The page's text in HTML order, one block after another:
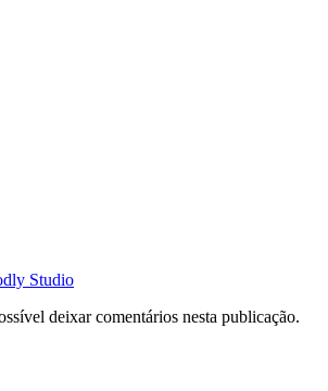
Studio
deixar comentários nesta publicação.